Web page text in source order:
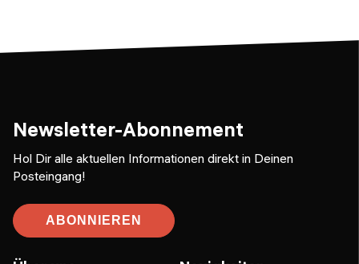
Newsletter-Abonnement
Hol Dir alle aktuellen Informationen direkt in Deinen
Posteingang!
ABONNIEREN